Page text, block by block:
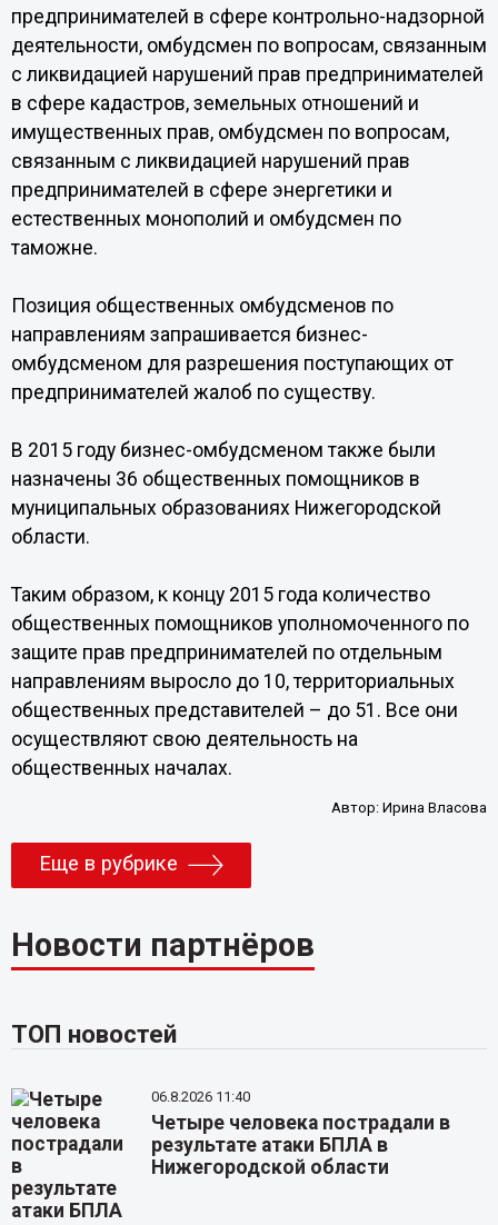
предпринимателей в сфере контрольно-надзорной
деятельности, омбудсмен по вопросам, связанным
с ликвидацией нарушений прав предпринимателей
в сфере кадастров, земельных отношений и
имущественных прав, омбудсмен по вопросам,
связанным с ликвидацией нарушений прав
предпринимателей в сфере энергетики и
естественных монополий и омбудсмен по
таможне.
Позиция общественных омбудсменов по
направлениям запрашивается бизнес-
омбудсменом для разрешения поступающих от
предпринимателей жалоб по существу.
В 2015 году бизнес-омбудсменом также были
назначены 36 общественных помощников в
муниципальных образованиях Нижегородской
области.
Таким образом, к концу 2015 года количество
общественных помощников уполномоченного по
защите прав предпринимателей по отдельным
направлениям выросло до 10, территориальных
общественных представителей – до 51. Все они
осуществляют свою деятельность на
общественных началах.
Автор:Ирина Власова
Еще в рубрике
Новости партнёров
ТОП новостей
06.8.2026 11:40
Четыре человека пострадали в
результате атаки БПЛА в
Нижегородской области